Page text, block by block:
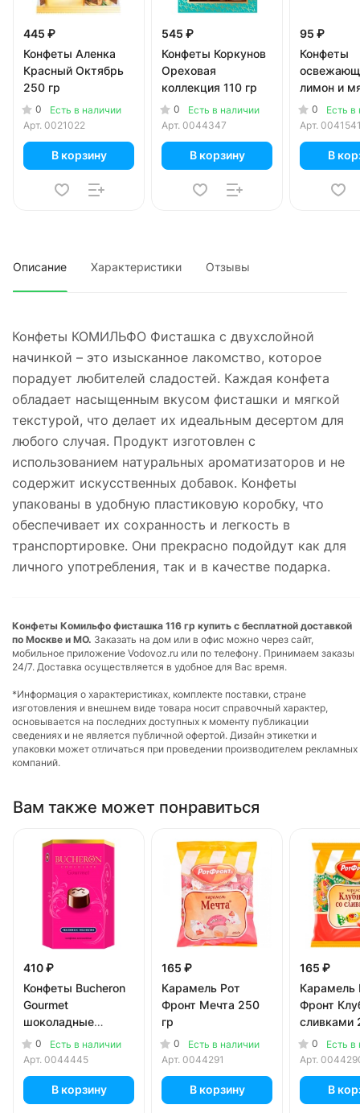
445 ₽
Конфеты Аленка
Красный Октябрь
250 гр
0
Есть в наличии
Арт. 0021022
В корзину
545 ₽
Конфеты Коркунов
Ореховая
коллекция 110 гр
0
Есть в наличии
Арт. 0044347
В корзину
95 ₽
Конфеты
лимон и
0
Есть в
Арт.
В
Описание Характеристики Отзывы
Конфеты КОМИЛЬФО Фисташка с двухслойной
начинкой – это изысканное лакомство, которое
порадует любителей сладостей. Каждая конфета
обладает насыщенным вкусом фисташки и мягкой
текстурой, что делает их идеальным десертом для
любого случая. Продукт изготовлен с
использованием натуральных ароматизаторов и не
содержит искусственных добавок. Конфеты
упакованы в удобную пластиковую коробку, что
обеспечивает их сохранность и легкость в
транспортировке. Они прекрасно подойдут как для
личного употребления, так и в качестве подарка.
Конфеты Комильфо фисташка 116 гр купить с бесплатной доставкой
по Москве и МО. Заказать на дом или в офис можно через сайт,
мобильное приложение Vodovoz.ru или по телефону. Принимаем заказы
24/7. Доставка осуществляется в удобное для Вас время.
*Информация о характеристиках, комплекте поставки, стране
изготовления и внешнем виде товара носит справочный характер,
основывается на последних доступных к моменту публикации
сведениях и не является публичной офертой. Дизайн этикетки и
упаковки может отличаться при проведении производителем рекламных
компаний.
Вам также может понравиться
410 ₽
Конфеты Bucheron
Gourmet
шоколадные
малина и молоко
130 гр
0
Есть в наличии
Арт. 0044445
В корзину
165 ₽
Карамель Рот
Фронт Мечта 250
гр
0
Есть в наличии
Арт. 0044291
В корзину
165 ₽
Карамель
Фронт
сливками
0
Есть в
Арт.
В